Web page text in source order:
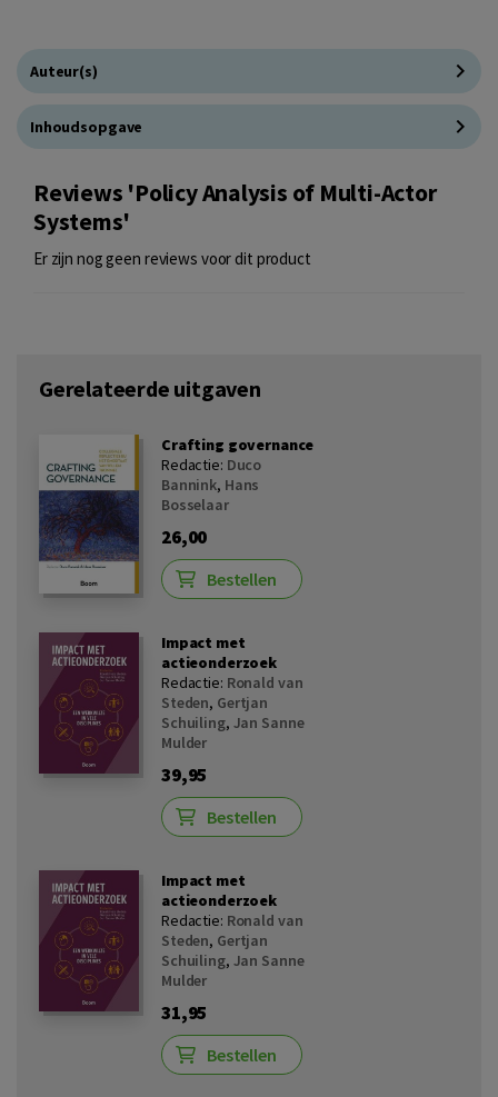
Auteur(s)
Inhoudsopgave
Reviews 'Policy Analysis of Multi-Actor
Systems'
Er zijn nog geen reviews voor dit product
Gerelateerde uitgaven
Crafting governance
Redactie: Duco
Bannink, Hans
Bosselaar
26,00
Bestellen
Impact met
actieonderzoek
Redactie: Ronald van
Steden, Gertjan
Schuiling, Jan Sanne
Mulder
39,95
Bestellen
Impact met
actieonderzoek
Redactie: Ronald van
Steden, Gertjan
Schuiling, Jan Sanne
Mulder
31,95
Bestellen